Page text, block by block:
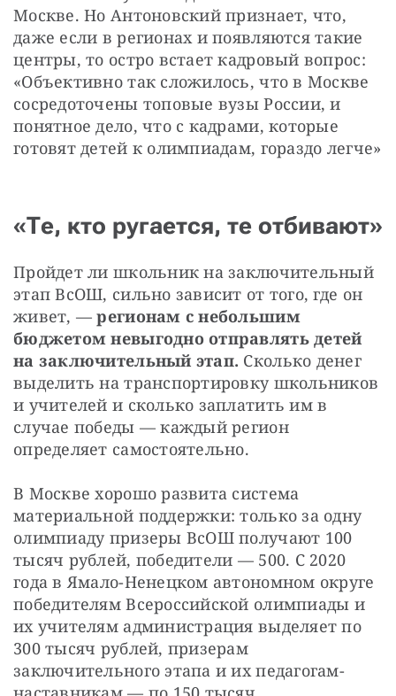
Москве. Но Антоновский признает, что,
даже если в регионах и появляются такие
центры, то остро встает кадровый вопрос:
«Объективно так сложилось, что в Москве
сосредоточены топовые вузы России, и
понятное дело, что с кадрами, которые
готовят детей к олимпиадам, гораздо легче»
«Те, кто ругается, те отбивают»
Пройдет ли школьник на заключительный
этап ВсОШ, сильно зависит от того, где он
живет, — регионам с небольшим
бюджетом невыгодно отправлять детей
на заключительный этап. Сколько денег
выделить на транспортировку школьников
и учителей и сколько заплатить им в
случае победы — каждый регион
определяет самостоятельно.
В Москве хорошо развита система
материальной поддержки: только за одну
олимпиаду призеры ВсОШ получают 100
тысяч рублей, победители — 500. С 2020
года в Ямало-Ненецком автономном округе
победителям Всероссийской олимпиады и
их учителям администрация выделяет по
300 тысяч рублей, призерам
заключительного этапа и их педагогам-